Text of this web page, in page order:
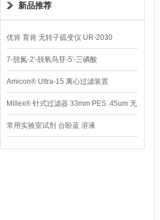
新品推荐
优肯 育肯 无转子硫变仪 UR-2030
7-脱氮-2′-脱氧鸟苷-5′-三磷酸
Amicon® Ultra-15 离心过滤装置
Millex® 针式过滤器 33mm PES .45um 无
菌
常用实验室试剂 台盼蓝 溶液